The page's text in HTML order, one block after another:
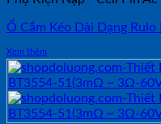
Ổ Cắm Kéo Dài Dạng
Xem thêm